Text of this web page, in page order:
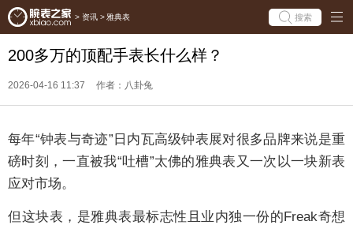
> 资讯 > 雅典表 搜索
200多万的顶配手表长什么样？
2026-04-16 11:37 作者：八卦兔
每年“钟表与奇迹”日内瓦高级钟表展对很多品牌来说是重
磅时刻，一直被我“吐槽”太佛的雅典表又一次以一块新表
应对市场。
但这块表，是雅典表最标志性且业内独一份的Freak奇想